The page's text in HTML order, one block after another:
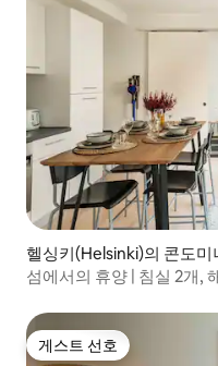
헬싱키(Helsinki)의 콘도미
섬에서의 휴양 | 침실 2개,
게스트 선호
게스트 선호